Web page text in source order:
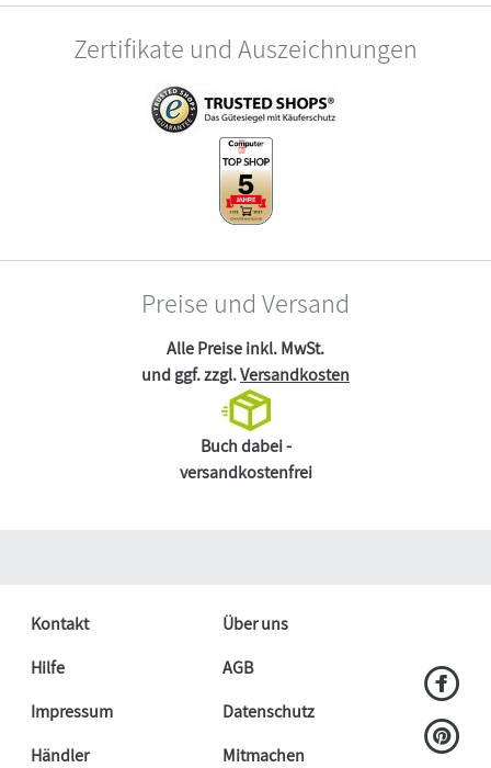
Zertifikate und Auszeichnungen
Preise und Versand
Alle Preise inkl. MwSt.
und ggf. zzgl.Versandkosten
Buch dabei -
versandkostenfrei
Kontakt
Über uns
Hilfe
AGB
Impressum
Datenschutz
Händler
Mitmachen